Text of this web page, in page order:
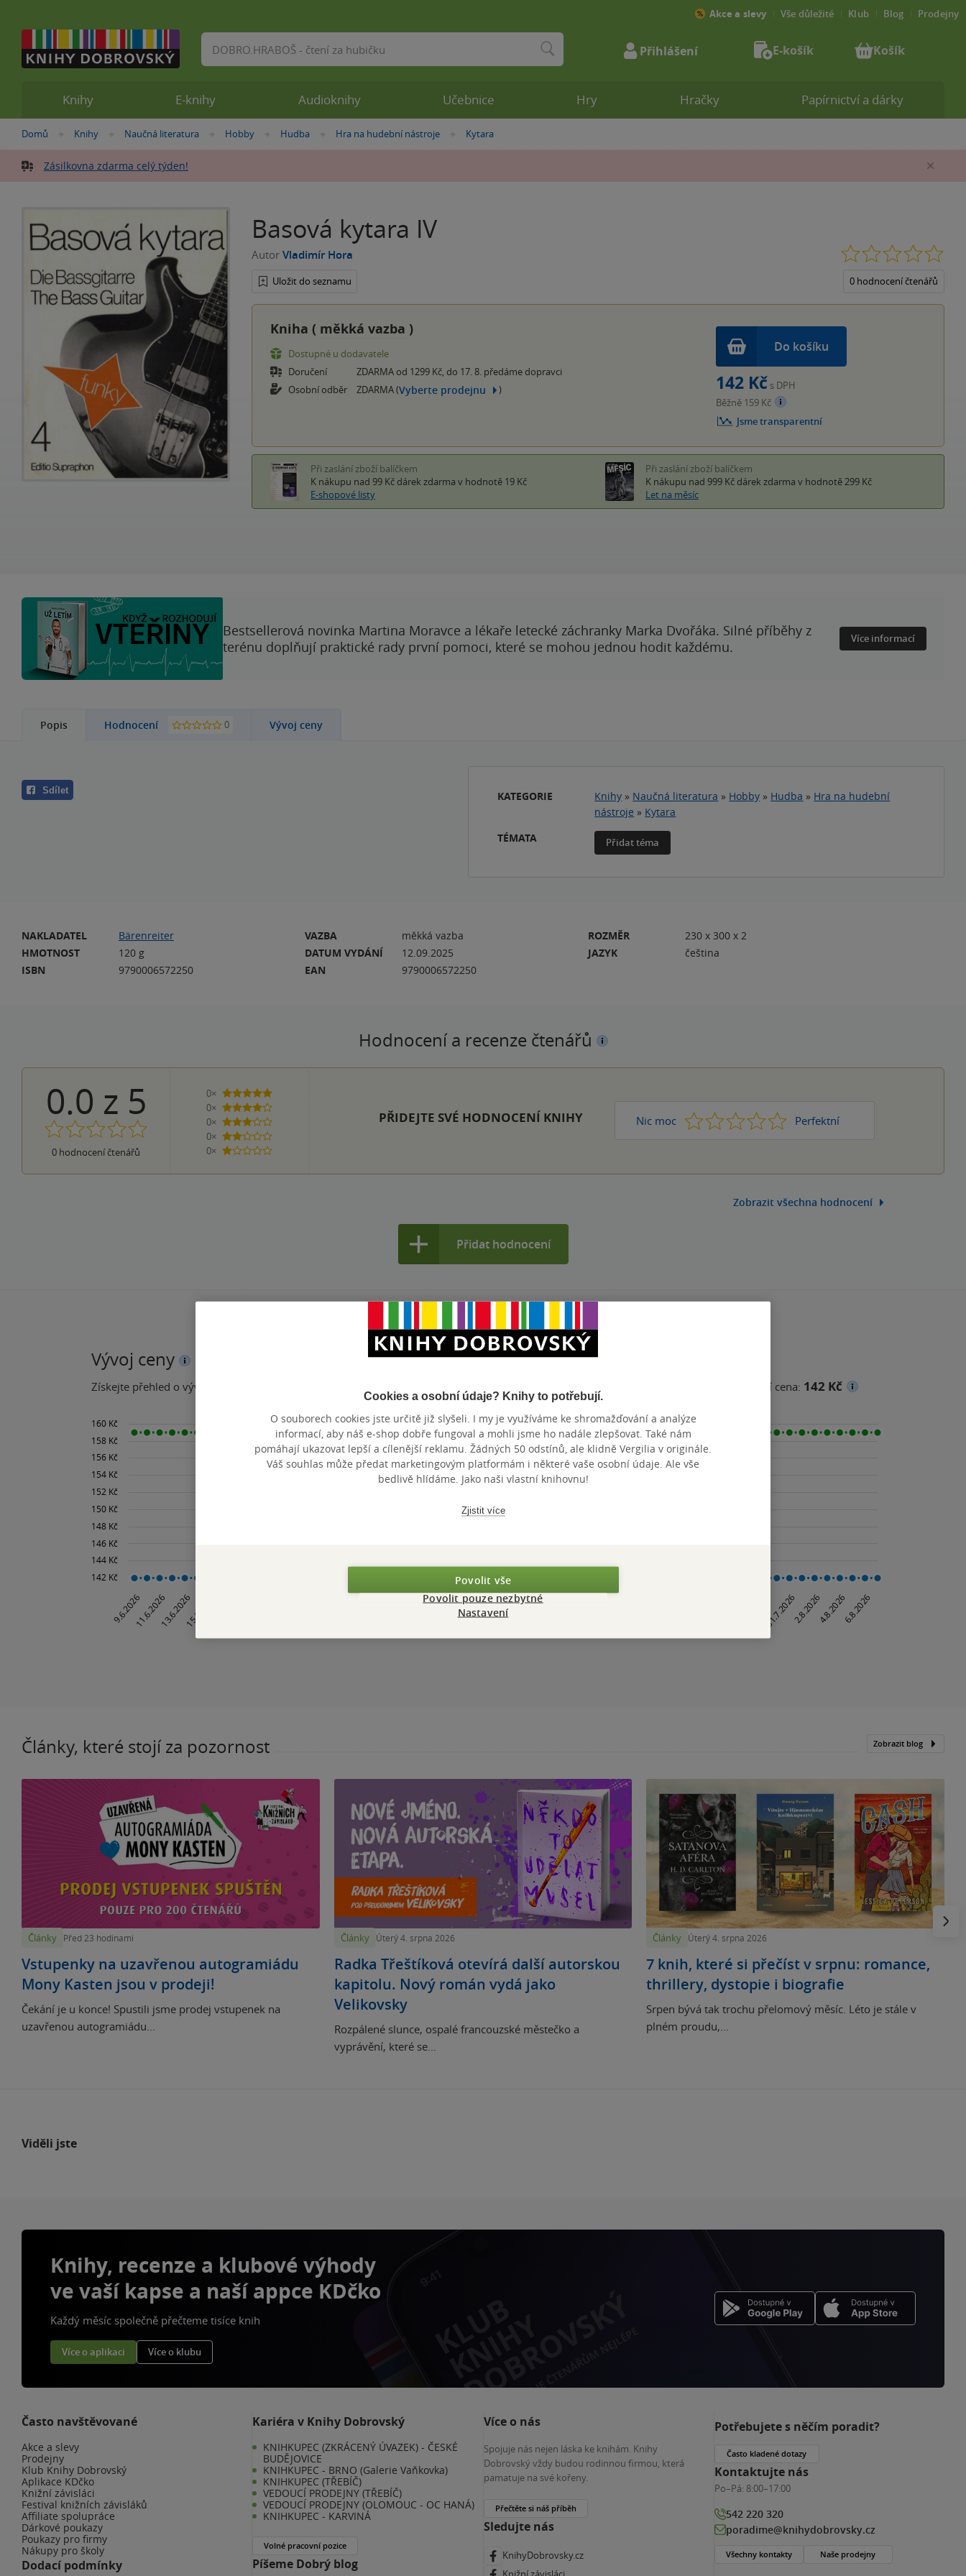
Nacházíte
zde:
Domů »
Knihy »
Naučná literatura »Hobby »Hudba »Hra na hudební nástroje »
Kytara
Zásilkovna zdarma celý týden!
Basová kytara IV
Autor Vladimír Hora
Uložit do seznamu 0 hodnocení čtenářů
Kniha ( měkká vazba )
Dostupné u dodavatele
Doručení
ZDARMA od 1299 Kč, do 17. 8. předáme dopravci
Osobní odběr
ZDARMA (Vyberte prodejnu )
Do košíku
142 Kč s DPH
Běžně 159 Kč
Jsme transparentní
Při zaslání zboží balíčkem
K nákupu nad 99 Kč dárek zdarma v hodnotě 19 Kč
E-shopové listy
Při zaslání zboží balíčkem
K nákupu nad 999 Kč dárek zdarma v hodnotě 299 Kč
Let na měsíc
Bestsellerová novinka Martina Moravce a lékaře letecké záchranky Marka Dvořáka. Silné příběhy z
terénu doplňují praktické rady první pomoci, které se mohou jednou hodit každému.
Více informací
Popis Hodnocení 0 Vývoj ceny
Sdílet KATEGORIE Knihy » Naučná literatura » Hobby » Hudba » Hra na hudební
nástroje » Kytara
TÉMATA
Přidat téma
NAKLADATEL
Bärenreiter
HMOTNOST
120 g
ISBN
9790006572250
VAZBA
měkká vazba
DATUM VYDÁNÍ
12.09.2025
EAN
9790006572250
ROZMĚR
230 x 300 x 2
JAZYK
čeština
Hodnocení a recenze čtenářů
0.0 z 5
0 hodnocení čtenářů
0×
5 hvězdiček
0×
4 hvězdičky
0×
3 hvězdičky
0×
2 hvězdičky
0×
1 hvezdička
PŘIDEJTE SVÉ HODNOCENÍ KNIHY Nic moc 1 2 3 4 Perfektní
5
Zobrazit všechna hodnocení
Přidat hodnocení
Vývoj ceny
Získejte přehled o vývoji ceny za posledních 60 dní. Minimální prodejní cena: 142 Kč
Články, které stojí za pozornost Zobrazit blog
Články Před 23 hodinami
Vstupenky na uzavřenou autogramiádu
Mony Kasten jsou v prodeji!
Čekání je u konce! Spustili jsme prodej vstupenek na
uzavřenou autogramiádu...
Články Úterý 4. srpna 2026
Radka Třeštíková otevírá další autorskou
kapitolu. Nový román vydá jako
Velikovsky
Rozpálené slunce, ospalé francouzské městečko a
vyprávění, které se...
Články Úterý 4. srpna 2026
7 knih, které si přečíst v srpnu: romance,
thrillery, dystopie i biografie
Srpen bývá tak trochu přelomový měsíc. Léto je stále v
plném proudu,...
Knihy E-knihy Audioknihy Učebnice Hry Hračky Papírnictví a dárky
Akce a slevy Vše důležité Klub Blog Prodejny
Vyhledávání Přihlášení E-košík Košík
Viděli jste
Knihy, recenze a klubové výhody
ve vaší kapse a naší appce KDčko
Každý měsíc společně přečteme tisíce knih
Více o aplikaci Více o klubu
Často navštěvované
Akce a slevy
Prodejny
Klub Knihy Dobrovský
Aplikace KDčko
Knižní závisláci
Festival knižních závisláků
Affiliate spolupráce
Dárkové poukazy
Poukazy pro firmy
Nákupy pro školy
Dodací podmínky
Kariéra v Knihy Dobrovský
KNIHKUPEC (ZKRÁCENÝ ÚVAZEK) - ČESKÉ
BUDĚJOVICE
KNIHKUPEC - BRNO (Galerie Vaňkovka)
KNIHKUPEC (TŘEBÍČ)
VEDOUCÍ PRODEJNY (TŘEBÍČ)
VEDOUCÍ PRODEJNY (OLOMOUC - OC HANÁ)
KNIHKUPEC - KARVINÁ
Volné pracovní pozice
Píšeme Dobrý blog
Více o nás
Spojuje nás nejen láska ke knihám. Knihy
Dobrovský vždy budou rodinnou firmou, která
pamatuje na své kořeny.
Přečtěte si náš příběh
Sledujte nás
KnihyDobrovsky.cz
Potřebujete s něčím poradit?
Často kladené dotazy
Kontaktujte nás
Po–Pá: 8:00–17:00
542 220 320
poradime@knihydobrovsky.cz
Všechny kontakty Naše prodejny
Cookies a osobní údaje? Knihy to potřebují.
O souborech cookies jste určitě již slyšeli. I my je využíváme ke shromažďování a analýze
informací, aby náš e-shop dobře fungoval a mohli jsme ho nadále zlepšovat. Také nám
pomáhají ukazovat lepší a cílenější reklamu. Žádných 50 odstínů, ale klidně Vergilia v originále.
Váš souhlas může předat marketingovým platformám i některé vaše osobní údaje. Ale vše
bedlivě hlídáme. Jako naši vlastní knihovnu!
Zjistit více
Povolit vše
Povolit pouze nezbytné
Nastavení